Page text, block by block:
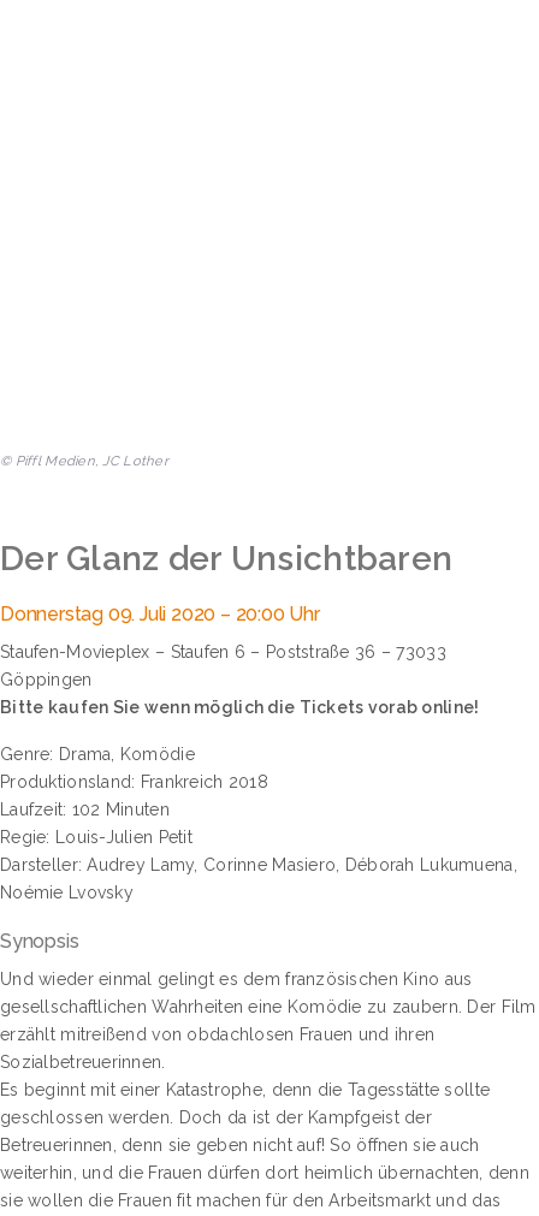
© Piffl Medien, JC Lother
Der Glanz der Unsichtbaren
Donnerstag 09. Juli 2020 – 20:00 Uhr
Staufen-Movieplex – Staufen 6 – Poststraße 36 – 73033
Göppingen
Bitte kaufen Sie wenn möglich die Tickets vorab online!
Genre: Drama, Komödie
Produktionsland: Frankreich 2018
Laufzeit: 102 Minuten
Regie: Louis-Julien Petit
Darsteller: Audrey Lamy, Corinne Masiero, Déborah Lukumuena,
Noémie Lvovsky
Synopsis
Und wieder einmal gelingt es dem französischen Kino aus
gesellschaftlichen Wahrheiten eine Komödie zu zaubern. Der Film
erzählt mitreißend von obdachlosen Frauen und ihren
Sozialbetreuerinnen.
Es beginnt mit einer Katastrophe, denn die Tagesstätte sollte
geschlossen werden. Doch da ist der Kampfgeist der
Betreuerinnen, denn sie geben nicht auf! So öffnen sie auch
weiterhin, und die Frauen dürfen dort heimlich übernachten, denn
sie wollen die Frauen fit machen für den Arbeitsmarkt und das